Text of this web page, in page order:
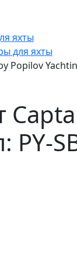
яхты
для яхты
Popilov
PY-